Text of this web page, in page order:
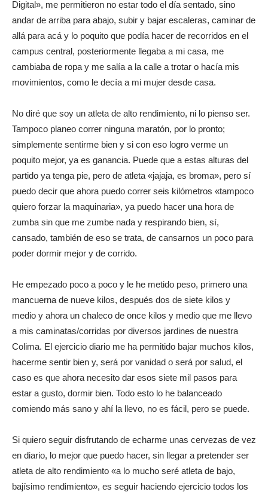
Digital», me permitieron no estar todo el día sentado, sino
andar de arriba para abajo, subir y bajar escaleras, caminar de
allá para acá y lo poquito que podía hacer de recorridos en el
campus central, posteriormente llegaba a mi casa, me
cambiaba de ropa y me salía a la calle a trotar o hacía mis
movimientos, como le decía a mi mujer desde casa.
No diré que soy un atleta de alto rendimiento, ni lo pienso ser.
Tampoco planeo correr ninguna maratón, por lo pronto;
simplemente sentirme bien y si con eso logro verme un
poquito mejor, ya es ganancia. Puede que a estas alturas del
partido ya tenga pie, pero de atleta «jajaja, es broma», pero sí
puedo decir que ahora puedo correr seis kilómetros «tampoco
quiero forzar la maquinaria», ya puedo hacer una hora de
zumba sin que me zumbe nada y respirando bien, sí,
cansado, también de eso se trata, de cansarnos un poco para
poder dormir mejor y de corrido.
He empezado poco a poco y le he metido peso, primero una
mancuerna de nueve kilos, después dos de siete kilos y
medio y ahora un chaleco de once kilos y medio que me llevo
a mis caminatas/corridas por diversos jardines de nuestra
Colima. El ejercicio diario me ha permitido bajar muchos kilos,
hacerme sentir bien y, será por vanidad o será por salud, el
caso es que ahora necesito dar esos siete mil pasos para
estar a gusto, dormir bien. Todo esto lo he balanceado
comiendo más sano y ahí la llevo, no es fácil, pero se puede.
Si quiero seguir disfrutando de echarme unas cervezas de vez
en diario, lo mejor que puedo hacer, sin llegar a pretender ser
atleta de alto rendimiento «a lo mucho seré atleta de bajo,
bajísimo rendimiento», es seguir haciendo ejercicio todos los